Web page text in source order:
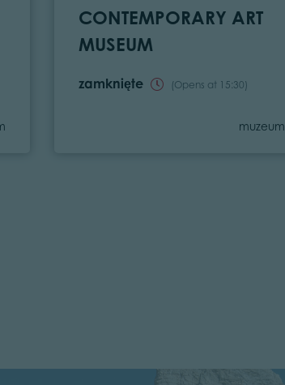
CONTEMPORARY ART
MUSEUM
zamknięte (Opens at 15:30)
Category
muzeum